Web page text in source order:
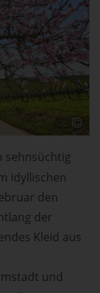
sehnsüchtig
idyllischen
den
der
Kleid aus
und